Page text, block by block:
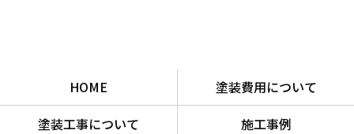
HOME
塗装費用について
塗装工事について
施工事例